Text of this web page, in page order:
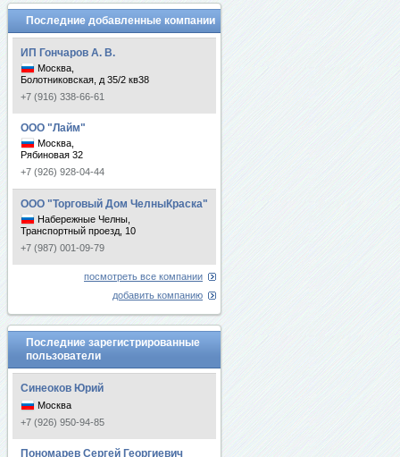
Последние добавленные компании
ИП Гончаров А. В.
Москва,
Болотниковская, д 35/2 кв38
+7 (916) 338-66-61
ООО "Лайм"
Москва,
Рябиновая 32
+7 (926) 928-04-44
ООО "Торговый Дом ЧелныКраска"
Набережные Челны,
Транспортный проезд, 10
+7 (987) 001-09-79
посмотреть все компании
добавить компанию
Последние зарегистрированные
пользователи
Синеоков Юрий
Москва
+7 (926) 950-94-85
Пономарев Сергей Георгиевич